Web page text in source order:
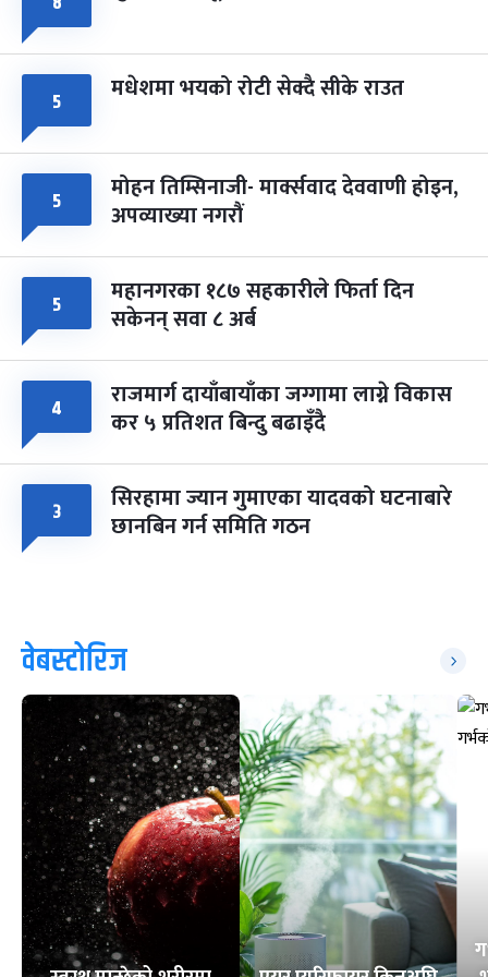
५ मधेशमा भयको रोटी सेक्दै सीके राउत
५ मोहन तिम्सिनाजी- मार्क्सवाद देववाणी होइन,
अपव्याख्या नगरौं
५ महानगरका १८७ सहकारीले फिर्ता दिन
सकेनन् सवा ८ अर्ब
४ राजमार्ग दायाँबायाँका जग्गामा लाग्ने विकास
कर ५ प्रतिशत बिन्दु बढाइँदै
३ सिरहामा ज्यान गुमाएका यादवको घटनाबारे
छानबिन गर्न समिति गठन
वेबस्टोरिज